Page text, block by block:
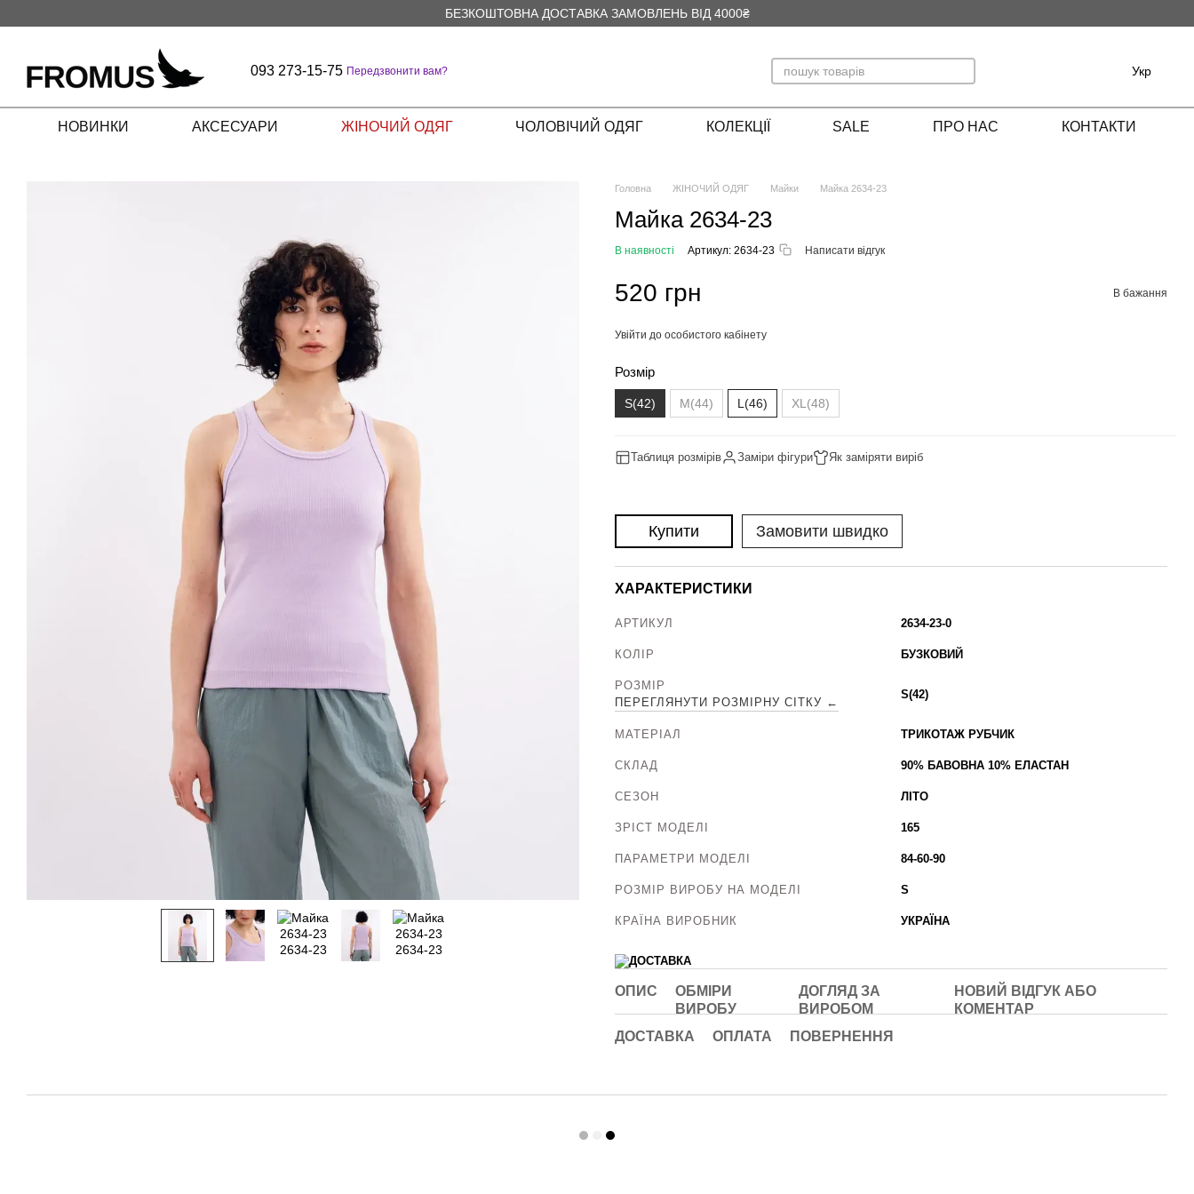
БЕЗКОШТОВНА ДОСТАВКА ЗАМОВЛЕНЬ ВІД 4000₴
093 273-15-75 Передзвонити вам? Укр
НОВИНКИ АКСЕСУАРИ ЖІНОЧИЙ ОДЯГ ЧОЛОВІЧИЙ ОДЯГ КОЛЕКЦІЇ SALE ПРО НАС КОНТАКТИ
Головна ЖІНОЧИЙ ОДЯГ Майки Майка 2634-23
Майка 2634-23
В наявності Артикул: 2634-23 Написати відгук
520 грн В бажання
Увійти до особистого кабінету
Розмір
S(42) M(44) L(46) XL(48)
Таблиця розмірів Заміри фігури Як заміряти виріб
Купити Замовити швидко
ХАРАКТЕРИСТИКИ
АРТИКУЛ 2634-23-0
КОЛІР БУЗКОВИЙ
РОЗМІР
ПЕРЕГЛЯНУТИ РОЗМІРНУ СІТКУ ←
S(42)
МАТЕРІАЛ ТРИКОТАЖ РУБЧИК
СКЛАД 90% БАВОВНА 10% ЕЛАСТАН
СЕЗОН ЛІТО
ЗРІСТ МОДЕЛІ 165
ПАРАМЕТРИ МОДЕЛІ 84-60-90
РОЗМІР ВИРОБУ НА МОДЕЛІ S
КРАЇНА ВИРОБНИК УКРАЇНА
ОПИС
ОБМІРИ
ВИРОБУ
ДОГЛЯД ЗА
ВИРОБОМ
НОВИЙ ВІДГУК АБО
КОМЕНТАР
ДОСТАВКА
ОПЛАТА ПОВЕРНЕННЯ